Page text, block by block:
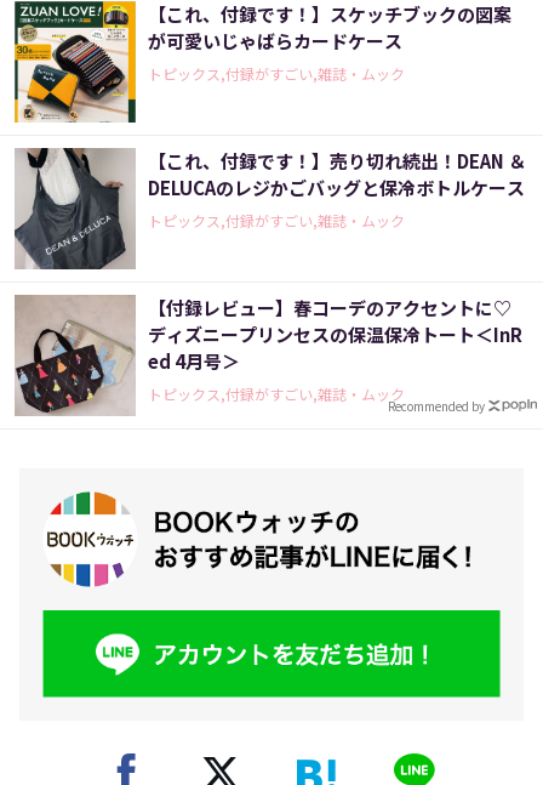
【これ、付録です！】スケッチブックの図案
が可愛いじゃばらカードケース
トピックス,付録がすごい,雑誌・ムック
【これ、付録です！】売り切れ続出！DEAN ＆
DELUCAのレジかごバッグと保冷ボトルケース
トピックス,付録がすごい,雑誌・ムック
【付録レビュー】春コーデのアクセントに♡
ディズニープリンセスの保温保冷トート＜InR
ed 4月号＞
トピックス,付録がすごい,雑誌・ムック
Recommended by